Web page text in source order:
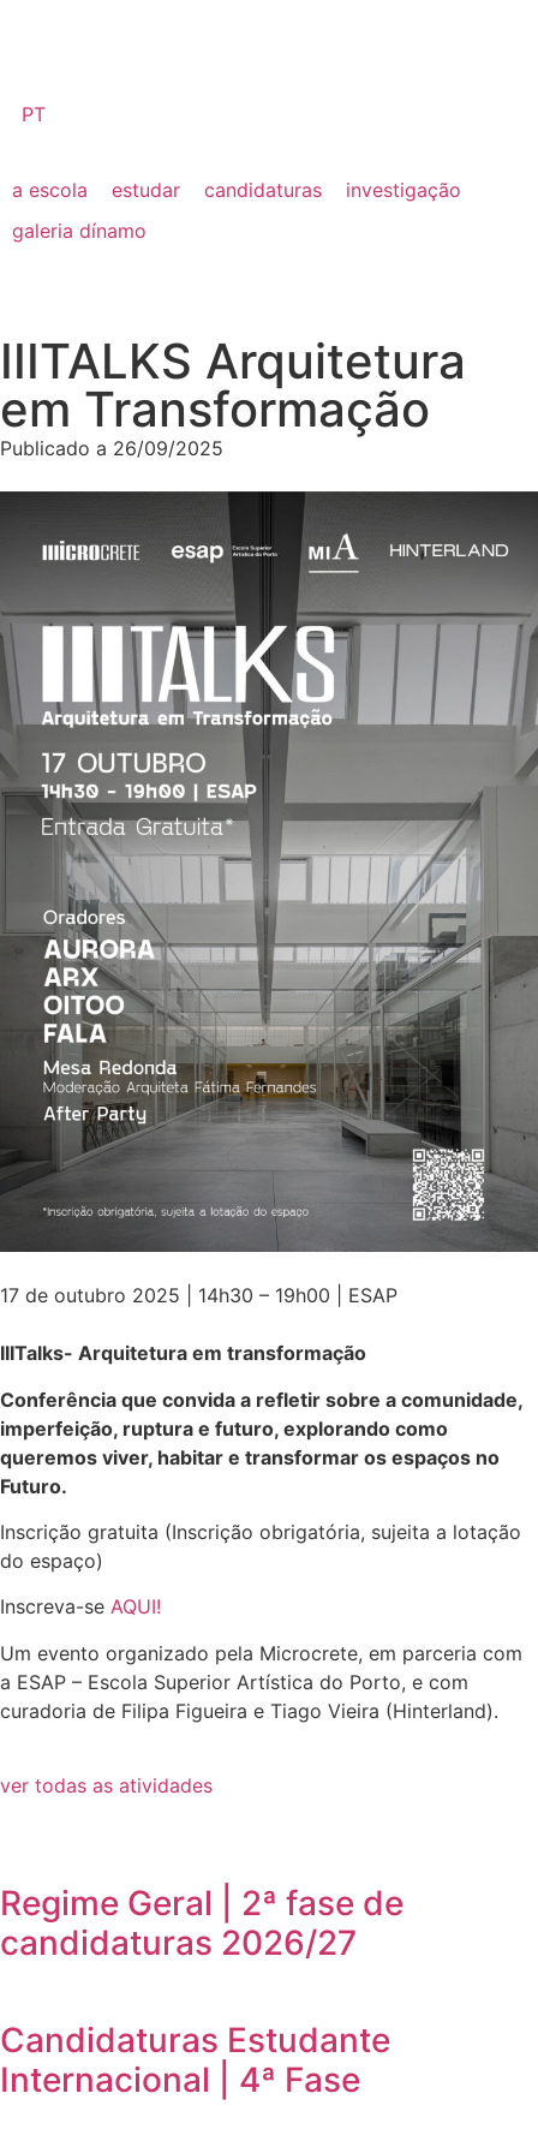
PT
a escola estudar candidaturas
investigação
galeria dínamo
IIITALKS Arquitetura
em Transformação
Publicado a 26/09/2025
17 de outubro 2025 | 14h30 – 19h00 | ESAP
IIITalks- Arquitetura em transformação
Conferência que convida a refletir sobre a comunidade,
imperfeição, ruptura e futuro, explorando como
queremos viver, habitar e transformar os espaços no
Futuro.
Inscrição gratuita (Inscrição obrigatória, sujeita a lotação
do espaço)
Inscreva-se AQUI!
Um evento organizado pela Microcrete, em parceria com
a ESAP – Escola Superior Artística do Porto, e com
curadoria de Filipa Figueira e Tiago Vieira (Hinterland).
ver todas as atividades
Regime Geral | 2ª fase de
candidaturas 2026/27
Candidaturas Estudante
Internacional | 4ª Fase